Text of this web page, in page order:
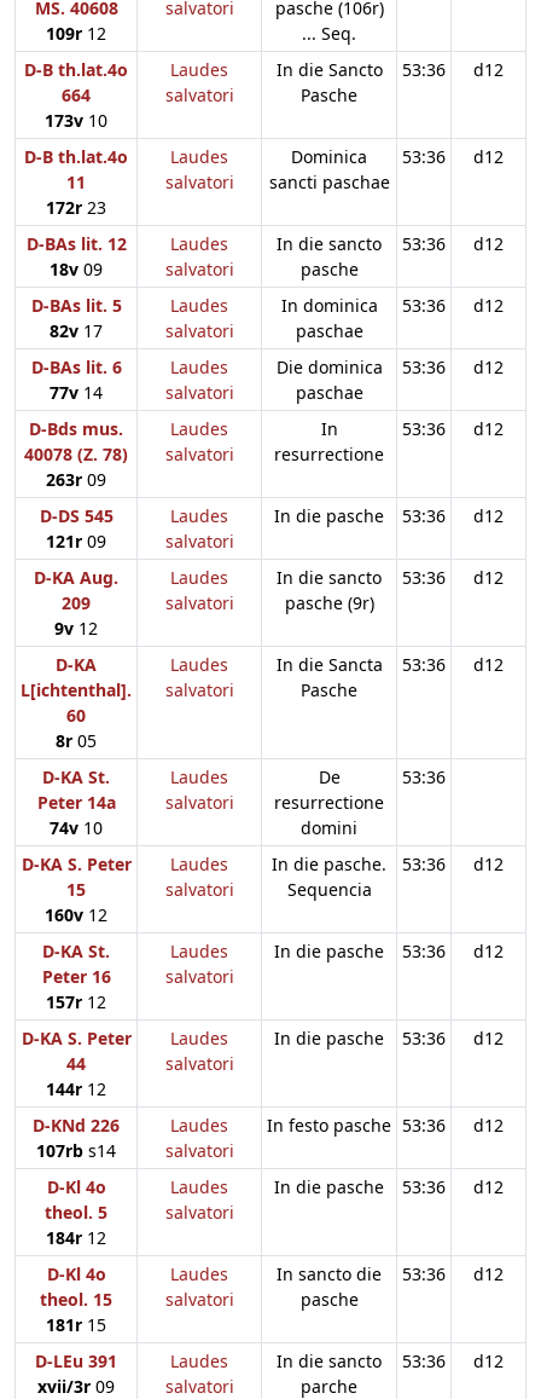
MS. 40608
109r 12
salvatori
pasche (106r)
... Seq.
D-B th.lat.4o
664
173v 10
Laudes
salvatori
In die Sancto
Pasche
53:36 d12
D-B th.lat.4o
11
172r 23
Laudes
salvatori
Dominica
sancti paschae
53:36 d12
D-BAs lit. 12
18v 09
Laudes
salvatori
In die sancto
pasche
53:36 d12
D-BAs lit. 5
82v 17
Laudes
salvatori
In dominica
paschae
53:36 d12
D-BAs lit. 6
77v 14
Laudes
salvatori
Die dominica
paschae
53:36 d12
D-Bds mus.
40078 (Z. 78)
263r 09
Laudes
salvatori
In
resurrectione
53:36 d12
D-DS 545
121r 09
Laudes
salvatori
In die pasche 53:36 d12
D-KA Aug.
209
9v 12
Laudes
salvatori
In die sancto
pasche (9r)
53:36 d12
D-KA
L[ichtenthal].
60
8r 05
Laudes
salvatori
In die Sancta
Pasche
53:36 d12
D-KA St.
Peter 14a
74v 10
Laudes
salvatori
De
resurrectione
domini
53:36
D-KA S. Peter
15
160v 12
Laudes
salvatori
In die pasche.
Sequencia
53:36 d12
D-KA St.
Peter 16
157r 12
Laudes
salvatori
In die pasche 53:36 d12
D-KA S. Peter
44
144r 12
Laudes
salvatori
In die pasche 53:36 d12
D-KNd 226
107rb s14
Laudes
salvatori
In festo pasche 53:36 d12
D-Kl 4o
theol. 5
184r 12
Laudes
salvatori
In die pasche 53:36 d12
D-Kl 4o
theol. 15
181r 15
Laudes
salvatori
In sancto die
pasche
53:36 d12
D-LEu 391
xvii/3r 09
Laudes
salvatori
In die sancto
parche
53:36 d12